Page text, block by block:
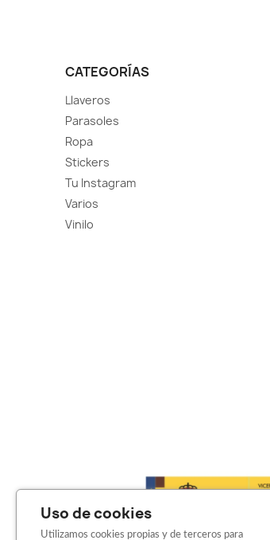
CATEGORÍAS
Llaveros
Parasoles
Ropa
Stickers
Tu Instagram
Varios
Vinilo
Uso de cookies
Utilizamos cookies propias y de terceros para